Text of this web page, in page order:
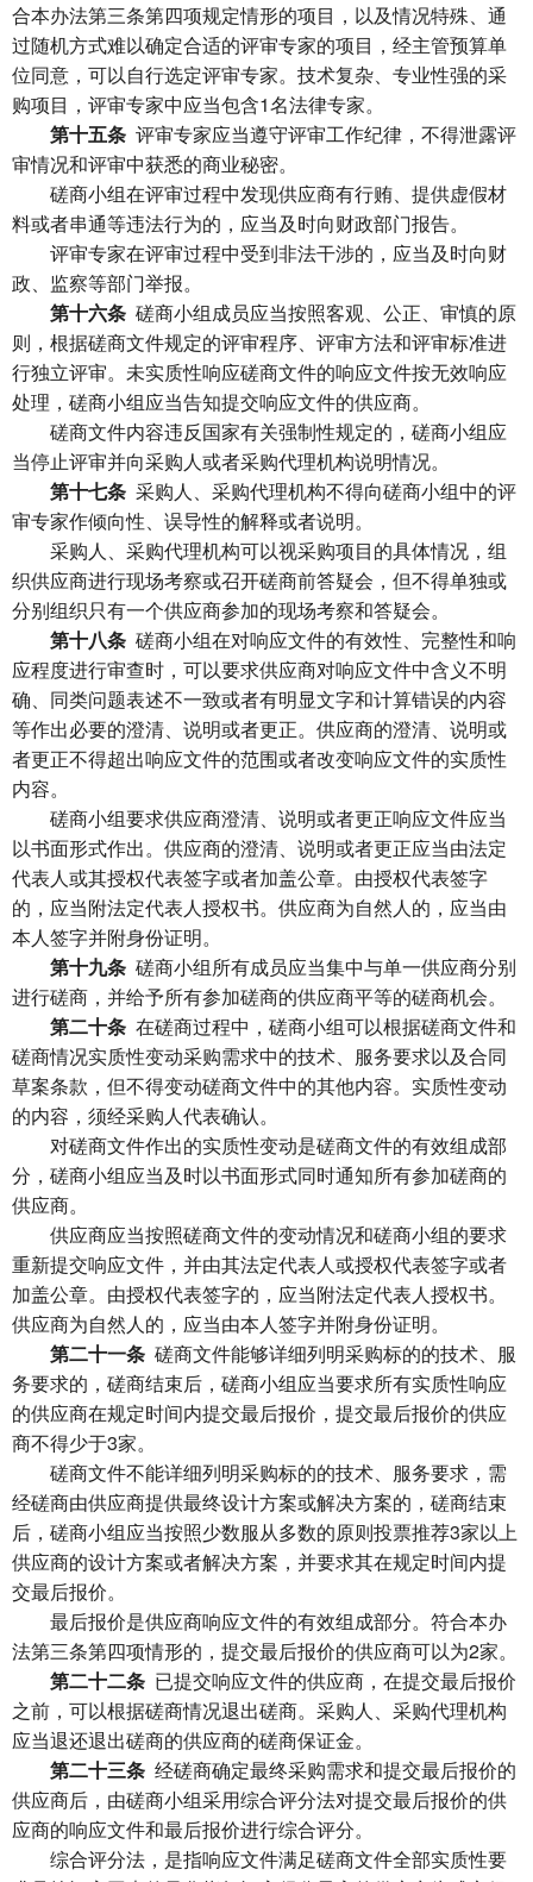
合本办法第三条第四项规定情形的项目，以及情况特殊、通
过随机方式难以确定合适的评审专家的项目，经主管预算单
位同意，可以自行选定评审专家。技术复杂、专业性强的采
购项目，评审专家中应当包含1名法律专家。
第十五条 评审专家应当遵守评审工作纪律，不得泄露评
审情况和评审中获悉的商业秘密。
磋商小组在评审过程中发现供应商有行贿、提供虚假材
料或者串通等违法行为的，应当及时向财政部门报告。
评审专家在评审过程中受到非法干涉的，应当及时向财
政、监察等部门举报。
第十六条 磋商小组成员应当按照客观、公正、审慎的原
则，根据磋商文件规定的评审程序、评审方法和评审标准进
行独立评审。未实质性响应磋商文件的响应文件按无效响应
处理，磋商小组应当告知提交响应文件的供应商。
磋商文件内容违反国家有关强制性规定的，磋商小组应
当停止评审并向采购人或者采购代理机构说明情况。
第十七条 采购人、采购代理机构不得向磋商小组中的评
审专家作倾向性、误导性的解释或者说明。
采购人、采购代理机构可以视采购项目的具体情况，组
织供应商进行现场考察或召开磋商前答疑会，但不得单独或
分别组织只有一个供应商参加的现场考察和答疑会。
第十八条 磋商小组在对响应文件的有效性、完整性和响
应程度进行审查时，可以要求供应商对响应文件中含义不明
确、同类问题表述不一致或者有明显文字和计算错误的内容
等作出必要的澄清、说明或者更正。供应商的澄清、说明或
者更正不得超出响应文件的范围或者改变响应文件的实质性
内容。
磋商小组要求供应商澄清、说明或者更正响应文件应当
以书面形式作出。供应商的澄清、说明或者更正应当由法定
代表人或其授权代表签字或者加盖公章。由授权代表签字
的，应当附法定代表人授权书。供应商为自然人的，应当由
本人签字并附身份证明。
第十九条 磋商小组所有成员应当集中与单一供应商分别
进行磋商，并给予所有参加磋商的供应商平等的磋商机会。
第二十条 在磋商过程中，磋商小组可以根据磋商文件和
磋商情况实质性变动采购需求中的技术、服务要求以及合同
草案条款，但不得变动磋商文件中的其他内容。实质性变动
的内容，须经采购人代表确认。
对磋商文件作出的实质性变动是磋商文件的有效组成部
分，磋商小组应当及时以书面形式同时通知所有参加磋商的
供应商。
供应商应当按照磋商文件的变动情况和磋商小组的要求
重新提交响应文件，并由其法定代表人或授权代表签字或者
加盖公章。由授权代表签字的，应当附法定代表人授权书。
供应商为自然人的，应当由本人签字并附身份证明。
第二十一条 磋商文件能够详细列明采购标的的技术、服
务要求的，磋商结束后，磋商小组应当要求所有实质性响应
的供应商在规定时间内提交最后报价，提交最后报价的供应
商不得少于3家。
磋商文件不能详细列明采购标的的技术、服务要求，需
经磋商由供应商提供最终设计方案或解决方案的，磋商结束
后，磋商小组应当按照少数服从多数的原则投票推荐3家以上
供应商的设计方案或者解决方案，并要求其在规定时间内提
交最后报价。
最后报价是供应商响应文件的有效组成部分。符合本办
法第三条第四项情形的，提交最后报价的供应商可以为2家。
第二十二条 已提交响应文件的供应商，在提交最后报价
之前，可以根据磋商情况退出磋商。采购人、采购代理机构
应当退还退出磋商的供应商的磋商保证金。
第二十三条 经磋商确定最终采购需求和提交最后报价的
供应商后，由磋商小组采用综合评分法对提交最后报价的供
应商的响应文件和最后报价进行综合评分。
综合评分法，是指响应文件满足磋商文件全部实质性要